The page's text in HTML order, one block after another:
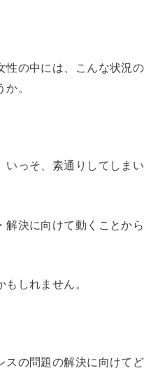
性の中には、こんな状況の
。
いっそ、素通りしてしまい
解決に向けて動くことから
しれません。
スの問題の解決に向けてど